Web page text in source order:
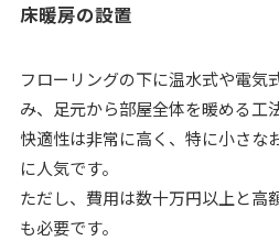
床暖房の設置
フローリングの下に温水式や電気
み、足元から部屋全体を暖める工
快適性は非常に高く、特に小さな
に人気です。
ただし、費用は数十万円以上と高
も必要です。